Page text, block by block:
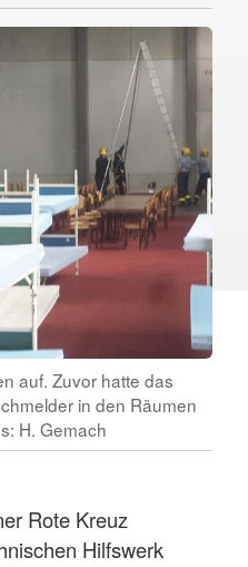
auf. Zuvor hatte das
in den Räumen
H. Gemach
Rote Kreuz
Hilfswerk